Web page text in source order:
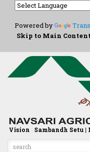
Powered by
Skip to Main Content
Vision | Sambandh Setu |